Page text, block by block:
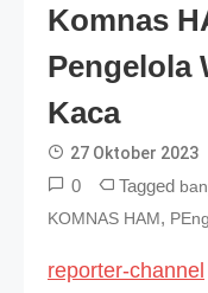
Komnas
Pengelola
Kaca
27 Oktober 2023
0 Tagged
KOMNAS HAM,
reporter-channel